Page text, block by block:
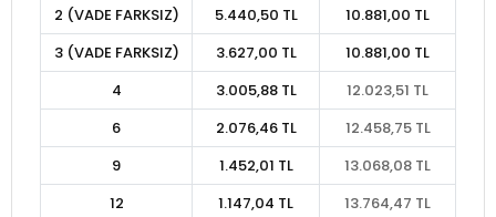
2 (VADE FARKSIZ)
5.440,50 TL
10.881,00 TL
3 (VADE FARKSIZ)
3.627,00 TL
10.881,00 TL
4
3.005,88 TL
12.023,51 TL
6
2.076,46 TL
12.458,75 TL
9
1.452,01 TL
13.068,08 TL
12
1.147,04 TL 13.764,47 TL